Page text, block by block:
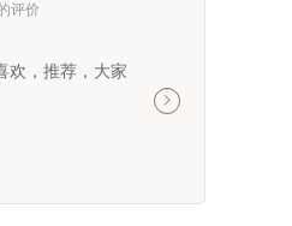
评价
欢，推荐，大家
净利落
